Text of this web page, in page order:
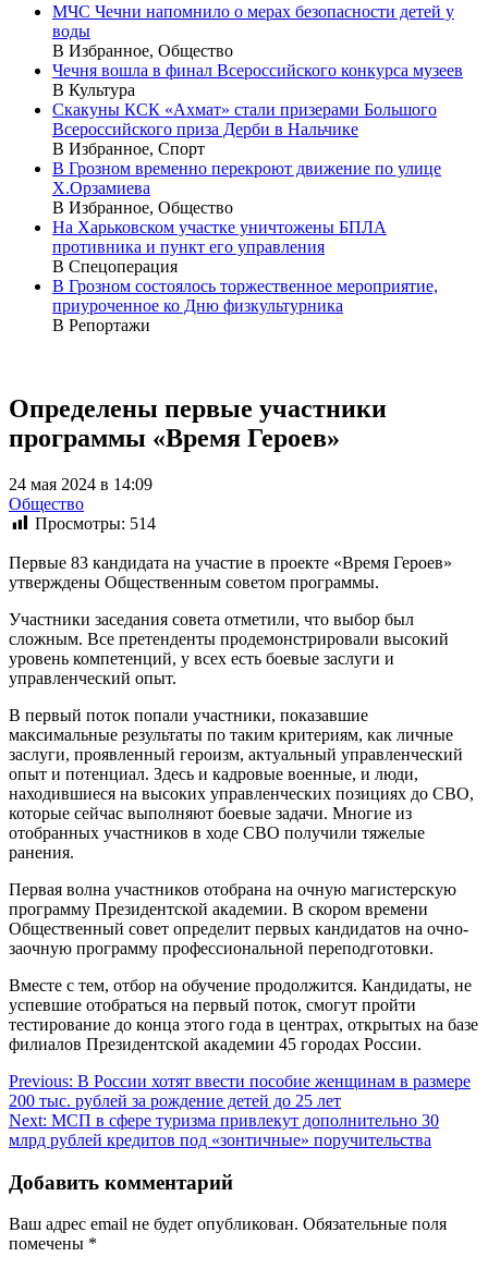
МЧС Чечни напомнило о мерах безопасности детей у
воды
В Избранное, Общество
Чечня вошла в финал Всероссийского конкурса музеев
В Культура
Скакуны КСК «Ахмат» стали призерами Большого
Всероссийского приза Дерби в Нальчике
В Избранное, Спорт
В Грозном временно перекроют движение по улице
Х.Орзамиева
В Избранное, Общество
На Харьковском участке уничтожены БПЛА
противника и пункт его управления
В Спецоперация
В Грозном состоялось торжественное мероприятие,
приуроченное ко Дню физкультурника
В Репортажи
Определены первые участники
программы «Время Героев»
24 мая 2024 в 14:09
Общество
Просмотры: 514
Первые 83 кандидата на участие в проекте «Время Героев»
утверждены Общественным советом программы.
Участники заседания совета отметили, что выбор был
сложным. Все претенденты продемонстрировали высокий
уровень компетенций, у всех есть боевые заслуги и
управленческий опыт.
В первый поток попали участники, показавшие
максимальные результаты по таким критериям, как личные
заслуги, проявленный героизм, актуальный управленческий
опыт и потенциал. Здесь и кадровые военные, и люди,
находившиеся на высоких управленческих позициях до СВО,
которые сейчас выполняют боевые задачи. Многие из
отобранных участников в ходе СВО получили тяжелые
ранения.
Первая волна участников отобрана на очную магистерскую
программу Президентской академии. В скором времени
Общественный совет определит первых кандидатов на очно-
заочную программу профессиональной переподготовки.
Вместе с тем, отбор на обучение продолжится. Кандидаты, не
успевшие отобраться на первый поток, смогут пройти
тестирование до конца этого года в центрах, открытых на базе
филиалов Президентской академии 45 городах России.
Навигация
по
записям
Previous: В России хотят ввести пособие женщинам в размере
200 тыс. рублей за рождение детей до 25 лет
Next: МСП в сфере туризма привлекут дополнительно 30
млрд рублей кредитов под «зонтичные» поручительства
Добавить комментарий
Ваш адрес email не будет опубликован. Обязательные поля
помечены *